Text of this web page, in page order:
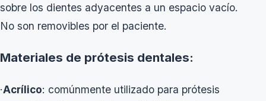
sobre los dientes adyacentes a un espacio vacío.
No son removibles por el paciente.
Materiales de prótesis dentales:
·Acrílico: comúnmente utilizado para prótesis